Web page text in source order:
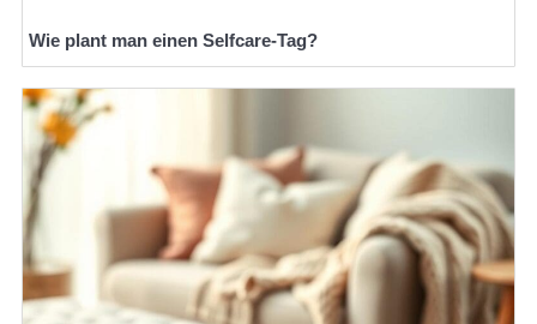
Wie plant man einen Selfcare-Tag?